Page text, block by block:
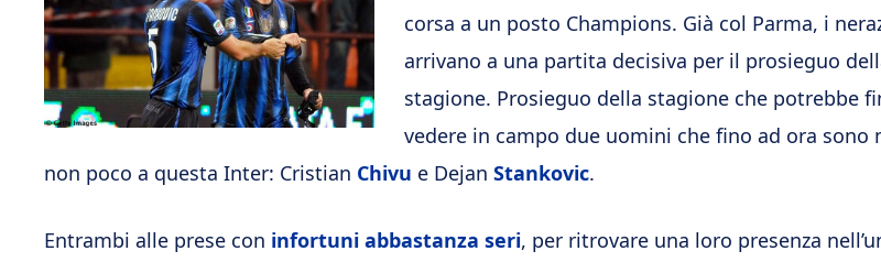
corsa a un posto Champions. Già col Parma, i
arrivano a una partita decisiva per il prosieguo
stagione. Prosieguo della stagione che potrebbe
vedere in campo due uomini che fino ad ora sono
non poco a questa Inter: Cristian Chivu e Dejan Stankovic.
Entrambi alle prese con infortuni abbastanza seri, per ritrovare una loro presenza